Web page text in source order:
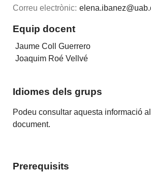
Correu electrònic:
Equip docent
Jaume Coll Guerrero
Joaquim Roé Vellvé
Idiomes dels grups
Podeu consultar aquesta informació
document.
Prerequisits